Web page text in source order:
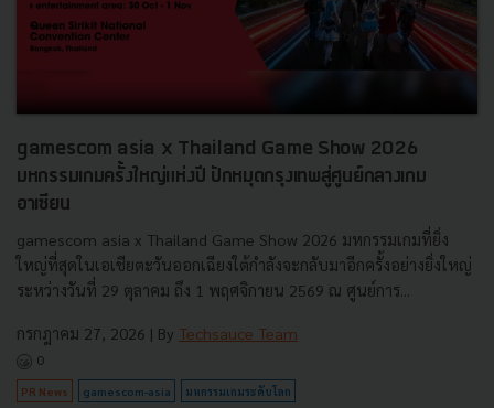
gamescom asia x Thailand Game Show 2026
มหกรรมเกมครั้งใหญ่แห่งปี ปักหมุดกรุงเทพสู่ศูนย์กลางเกม
อาเซียน
gamescom asia x Thailand Game Show 2026 มหกรรมเกมที่ยิ่ง
ใหญ่ที่สุดในเอเชียตะวันออกเฉียงใต้กำลังจะกลับมาอีกครั้งอย่างยิ่งใหญ่
ระหว่างวันที่ 29 ตุลาคม ถึง 1 พฤศจิกายน 2569 ณ ศูนย์การ...
กรกฎาคม 27, 2026 | By Techsauce Team
0
PR News gamescom-asia มหกรรมเกมระดับโลก